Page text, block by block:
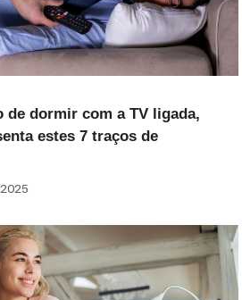
de dormir com a TV ligada,
estes 7 traços de